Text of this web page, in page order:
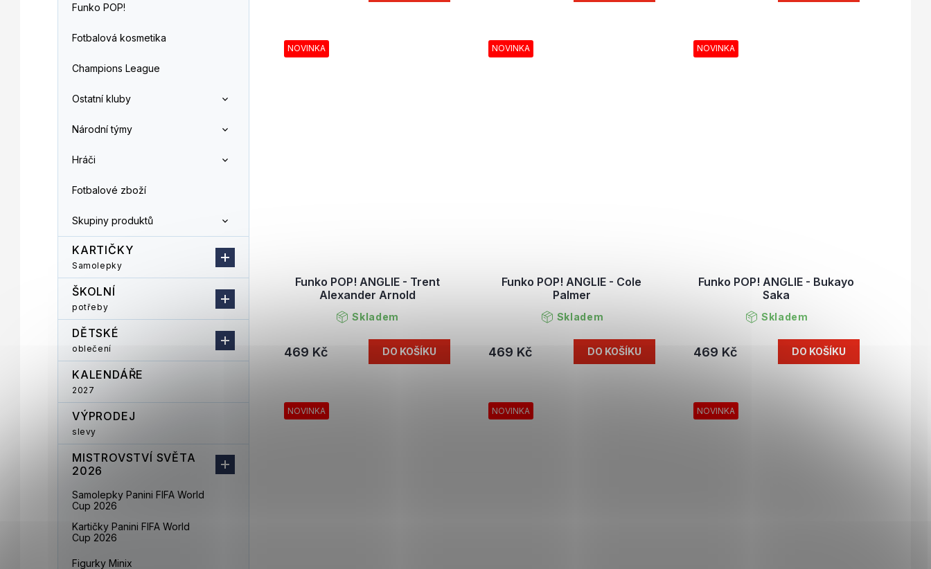
Funko POP!
Fotbalová kosmetika
Champions League
Ostatní kluby
Národní týmy
Hráči
Fotbalové zboží
Skupiny produktů
KARTIČKY
Samolepky
ŠKOLNÍ
potřeby
DĚTSKÉ
oblečení
KALENDÁŘE
2027
VÝPRODEJ
slevy
MISTROVSTVÍ SVĚTA
2026
Samolepky Panini FIFA World
Cup 2026
Kartičky Panini FIFA World
Cup 2026
Figurky Minix
NOVINKA
Funko POP! ANGLIE - Trent
Alexander Arnold
Skladem
469 Kč DO KOŠÍKU
NOVINKA
Funko POP! ANGLIE - Cole
Palmer
Skladem
469 Kč DO KOŠÍKU
NOVINKA
Funko POP! ANGLIE - Bukayo
Saka
Skladem
469 Kč DO KOŠÍKU
NOVINKA NOVINKA NOVINKA